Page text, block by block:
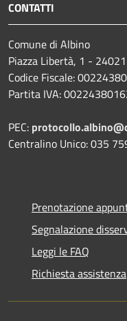
CONTATTI
Comune di Albino
Piazza Libertà, 1 -
Codice Fiscale:
Partita IVA:
PEC:
Centralino Unico: 035
Prenotazione
Segnalazione
Leggi le FAQ
Richiesta assistenza